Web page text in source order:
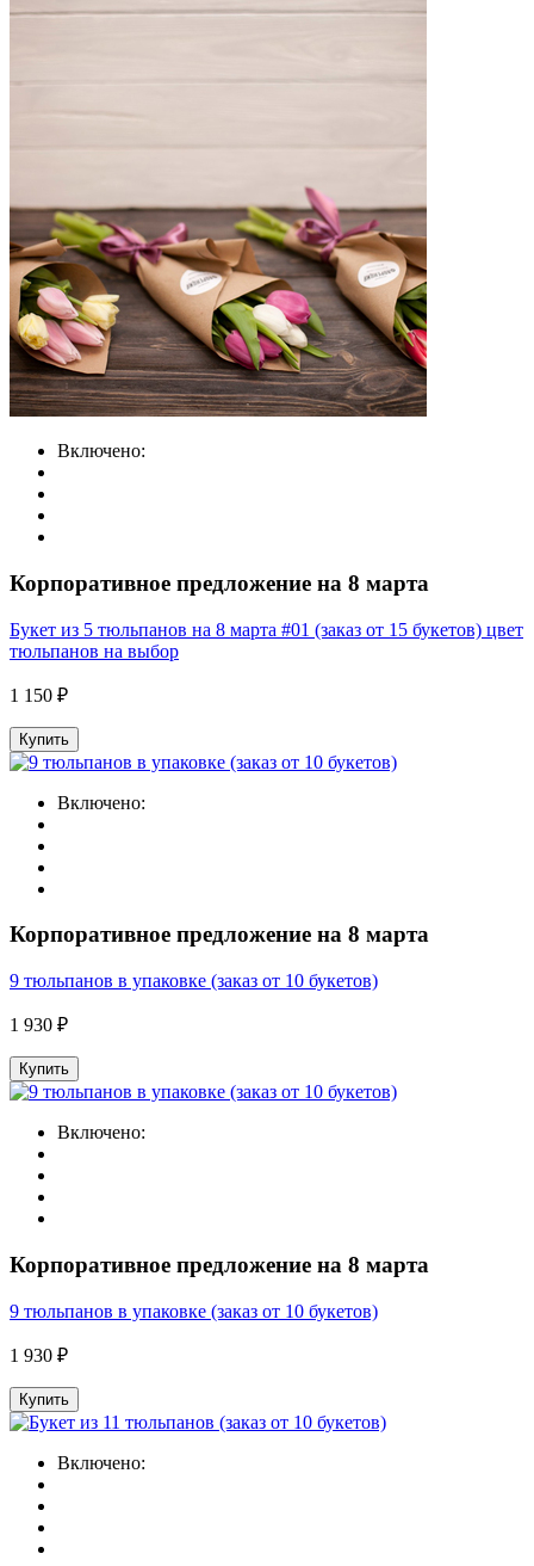
Включено:
Корпоративное предложение на 8 марта
Букет из 5 тюльпанов на 8 марта #01 (заказ от 15 букетов) цвет
тюльпанов на выбор
1 150 ₽
Купить
Включено:
Корпоративное предложение на 8 марта
9 тюльпанов в упаковке (заказ от 10 букетов)
1 930 ₽
Купить
Включено:
Корпоративное предложение на 8 марта
9 тюльпанов в упаковке (заказ от 10 букетов)
1 930 ₽
Купить
Включено: